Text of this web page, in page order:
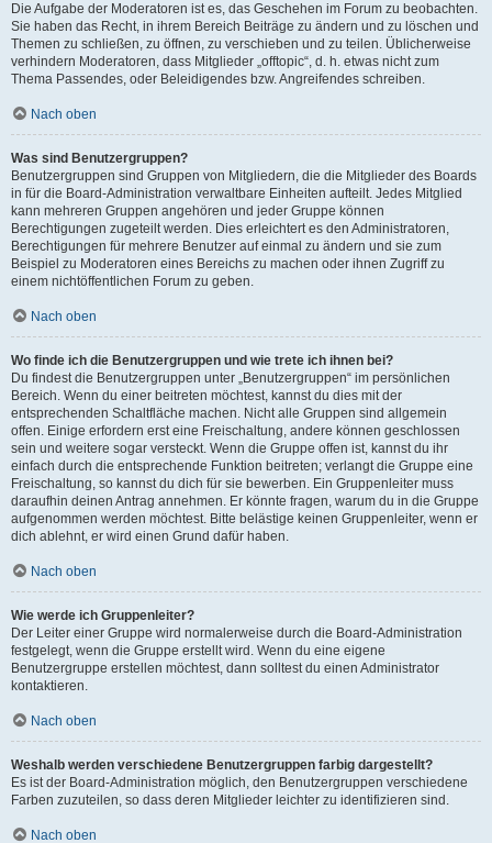
Die Aufgabe der Moderatoren ist es, das Geschehen im Forum zu beobachten.
Sie haben das Recht, in ihrem Bereich Beiträge zu ändern und zu löschen und
Themen zu schließen, zu öffnen, zu verschieben und zu teilen. Üblicherweise
verhindern Moderatoren, dass Mitglieder „offtopic“, d. h. etwas nicht zum
Thema Passendes, oder Beleidigendes bzw. Angreifendes schreiben.
Nach oben
Was sind Benutzergruppen?
Benutzergruppen sind Gruppen von Mitgliedern, die die Mitglieder des Boards
in für die Board-Administration verwaltbare Einheiten aufteilt. Jedes Mitglied
kann mehreren Gruppen angehören und jeder Gruppe können
Berechtigungen zugeteilt werden. Dies erleichtert es den Administratoren,
Berechtigungen für mehrere Benutzer auf einmal zu ändern und sie zum
Beispiel zu Moderatoren eines Bereichs zu machen oder ihnen Zugriff zu
einem nichtöffentlichen Forum zu geben.
Nach oben
Wo finde ich die Benutzergruppen und wie trete ich ihnen bei?
Du findest die Benutzergruppen unter „Benutzergruppen“ im persönlichen
Bereich. Wenn du einer beitreten möchtest, kannst du dies mit der
entsprechenden Schaltfläche machen. Nicht alle Gruppen sind allgemein
offen. Einige erfordern erst eine Freischaltung, andere können geschlossen
sein und weitere sogar versteckt. Wenn die Gruppe offen ist, kannst du ihr
einfach durch die entsprechende Funktion beitreten; verlangt die Gruppe eine
Freischaltung, so kannst du dich für sie bewerben. Ein Gruppenleiter muss
daraufhin deinen Antrag annehmen. Er könnte fragen, warum du in die Gruppe
aufgenommen werden möchtest. Bitte belästige keinen Gruppenleiter, wenn er
dich ablehnt, er wird einen Grund dafür haben.
Nach oben
Wie werde ich Gruppenleiter?
Der Leiter einer Gruppe wird normalerweise durch die Board-Administration
festgelegt, wenn die Gruppe erstellt wird. Wenn du eine eigene
Benutzergruppe erstellen möchtest, dann solltest du einen Administrator
kontaktieren.
Nach oben
Weshalb werden verschiedene Benutzergruppen farbig dargestellt?
Es ist der Board-Administration möglich, den Benutzergruppen verschiedene
Farben zuzuteilen, so dass deren Mitglieder leichter zu identifizieren sind.
Nach oben